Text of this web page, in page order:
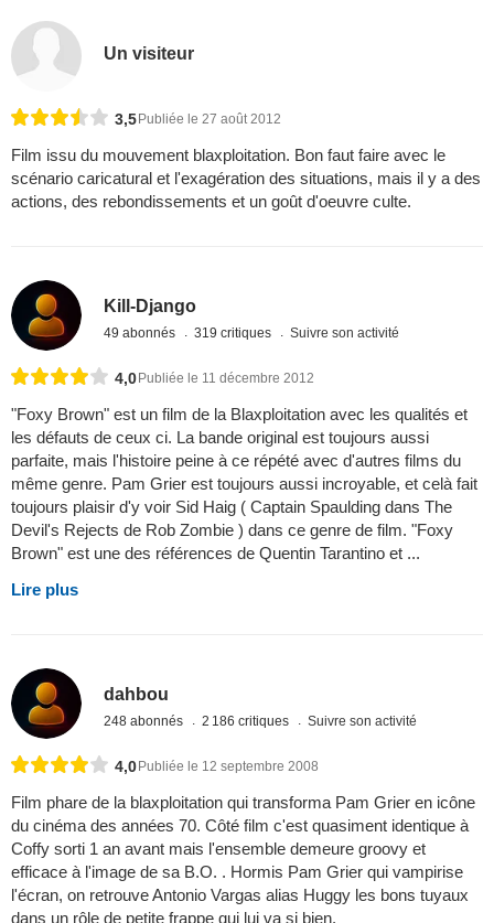
Un visiteur
3,5 Publiée le 27 août 2012
Film issu du mouvement blaxploitation. Bon faut faire avec le
scénario caricatural et l'exagération des situations, mais il y a des
actions, des rebondissements et un goût d'oeuvre culte.
Kill-Django
49 abonnés 319 critiques Suivre son activité
4,0 Publiée le 11 décembre 2012
"Foxy Brown" est un film de la Blaxploitation avec les qualités et
les défauts de ceux ci. La bande original est toujours aussi
parfaite, mais l'histoire peine à ce répété avec d'autres films du
même genre. Pam Grier est toujours aussi incroyable, et celà fait
toujours plaisir d'y voir Sid Haig ( Captain Spaulding dans The
Devil's Rejects de Rob Zombie ) dans ce genre de film. "Foxy
Brown" est une des références de Quentin Tarantino et ...
Lire plus
dahbou
248 abonnés 2 186 critiques Suivre son activité
4,0 Publiée le 12 septembre 2008
Film phare de la blaxploitation qui transforma Pam Grier en icône
du cinéma des années 70. Côté film c'est quasiment identique à
Coffy sorti 1 an avant mais l'ensemble demeure groovy et
efficace à l'image de sa B.O. . Hormis Pam Grier qui vampirise
l'écran, on retrouve Antonio Vargas alias Huggy les bons tuyaux
dans un rôle de petite frappe qui lui va si bien.